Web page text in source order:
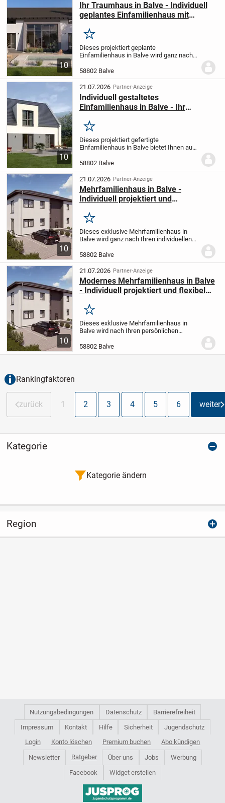
10
Ihr Traumhaus in Balve - Individuell
geplantes Einfamilienhaus mit
Merken
Dieses projektiert geplante
Einfamilienhaus in Balve wird ganz nach
gefertigt, um Ihnen ein Zuhause zu bieten,
das perfekt zu Ihrem Lebensstil passt.
Mit 5 Zimmern auf...
58802 Balve
10
21.07.2026 Partner-Anzeige
Individuell gestaltetes
Einfamilienhaus in Balve - Ihr
Komfort
Merken
Dieses projektiert gefertigte
Einfamilienhaus in Balve bietet Ihnen auf
Zuhause, das ganz nach Ihren Wünschen
und Vorstellungen gestaltet wird. Mit 4
Schlafzimmern,...
58802 Balve
10
21.07.2026 Partner-Anzeige
Mehrfamilienhaus in Balve -
Individuell projektiert und
Merken
Dieses exklusive Mehrfamilienhaus in
Balve wird ganz nach Ihren individuellen
Mit einer großzügigen Wohnfläche von
294 m² und insgesamt 10 Zimmern,
verteilt auf...
58802 Balve
10
21.07.2026 Partner-Anzeige
Modernes Mehrfamilienhaus in Balve
- Individuell projektiert und flexibel
Merken
Dieses exklusive Mehrfamilienhaus in
Balve wird nach Ihren persönlichen
und realisiert. Mit einer großzügigen
Wohnfläche von 294 m² und insgesamt
58802 Balve
Rankingfaktoren
zurück 1 2 3 4 5 6 weiter
Kategorie
Kategorie ändern
Region
Nutzungsbedingungen Datenschutz
Barrierefreiheit
Impressum
Kontakt Hilfe Sicherheit
Jugendschutz
Login
Konto löschen Premium buchen Abo kündigen
Newsletter Ratgeber Über uns Jobs
Werbung
Facebook
Widget erstellen